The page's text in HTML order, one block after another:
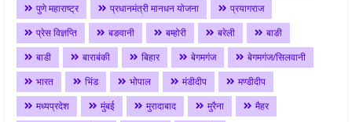
पुणे महाराष्ट्र
प्रधानमंत्री मानधन योजना
प्रयागराज
प्रेस विज्ञप्ति
बङवानी बम्होरी बरेली
बाङी
बाडी
बाराबंकी बिहार बेगमगंज
बेगमगंज/सिलवानी
भारत
भिंड भोपाल मंडीदीप
मण्डीदीप
मध्यप्रदेश
मुंबई मुरादाबाद मुरैना
मैहर